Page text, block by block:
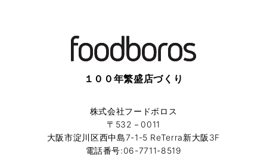
１００年繁盛店づくり
株式会社フードボロス
〒532－0011
大阪市淀川区西中島7-1-5 ReTerra新大阪3F
電話番号:06-7711-8519